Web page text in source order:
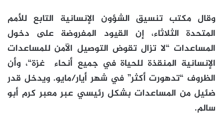
وقال مكتب تنسيق الشؤون الإنسانية التابع للأمم
المتحدة الثلاثاء، إن القيود المفروضة على دخول
المساعدات “لا تزال تقوض التوصيل الآمن للمساعدات
الإنسانية المنقذة للحياة في جميع أنحاء غزة“، وأن
الظروف “تدهورت أكثر” في شهر أيار/مايو. ويدخل قدر
ضئيل من المساعدات بشكل رئيسي عبر معبر كرم أبو
سالم.